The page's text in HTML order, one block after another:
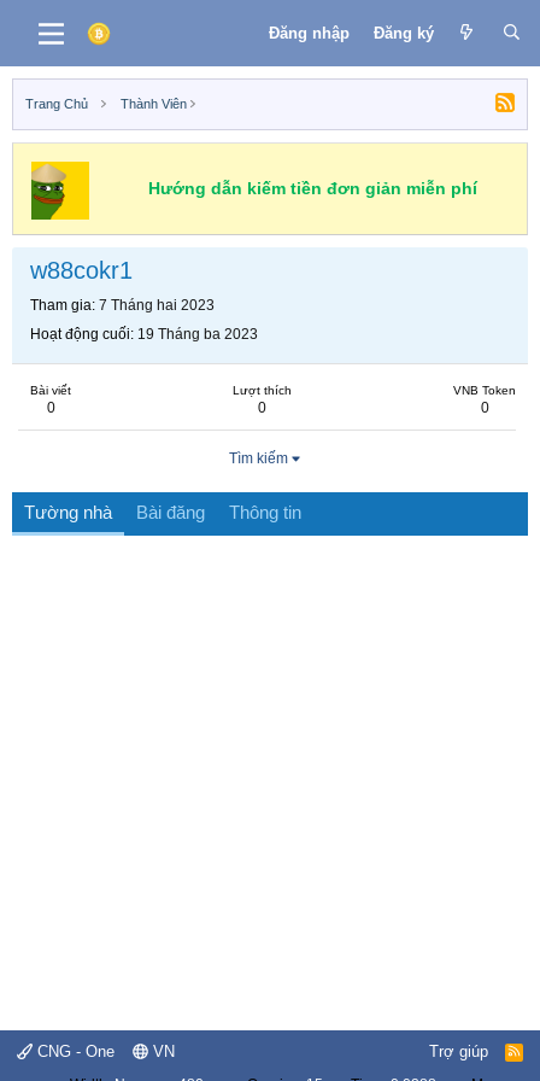
Đăng nhập Đăng ký
Trang Chủ Thành Viên
Hướng dẫn kiếm tiền đơn giản miễn phí
w88cokr1
Tham gia 7 Tháng hai 2023
Hoạt động cuối 19 Tháng ba 2023
Bài viết
0
Lượt thích
0
VNB Token
0
Tìm kiếm
Tường nhà Bài đăng Thông tin
CNG - One VN Trợ giúp
R